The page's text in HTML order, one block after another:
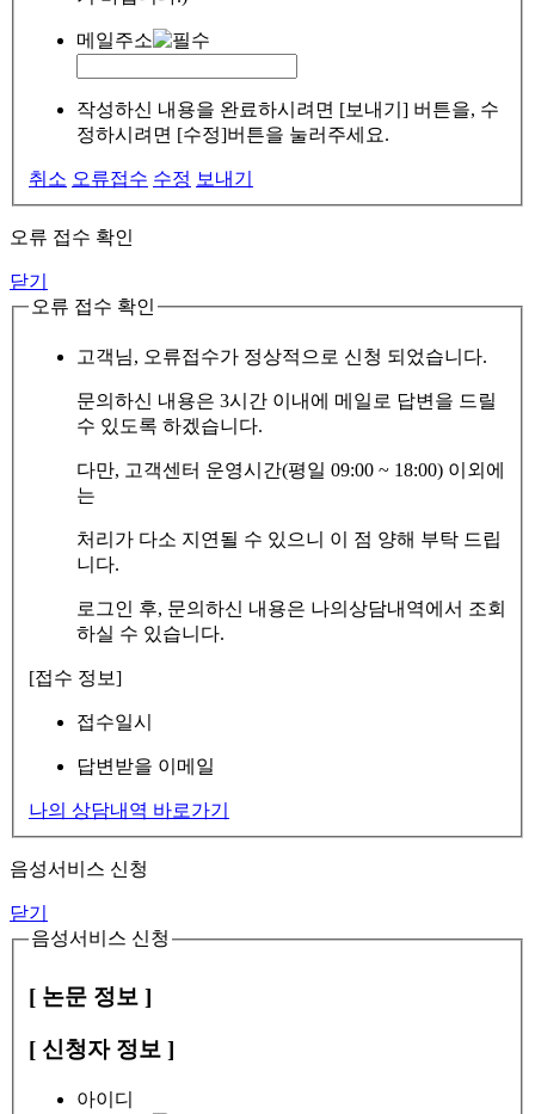
메일주소
작성하신 내용을 완료하시려면 [보내기] 버튼을, 수
정하시려면 [수정]버튼을 눌러주세요.
취소 오류접수 수정 보내기
오류 접수 확인
닫기
오류 접수 확인
고객님, 오류접수가 정상적으로 신청 되었습니다.
문의하신 내용은 3시간 이내에 메일로 답변을 드릴
수 있도록 하겠습니다.
다만, 고객센터 운영시간(평일 09:00 ~ 18:00) 이외에
는
처리가 다소 지연될 수 있으니 이 점 양해 부탁 드립
니다.
로그인 후, 문의하신 내용은 나의상담내역에서 조회
하실 수 있습니다.
[접수 정보]
접수일시
답변받을 이메일
나의 상담내역 바로가기
음성서비스 신청
닫기
음성서비스 신청
[ 논문 정보 ]
[ 신청자 정보 ]
아이디